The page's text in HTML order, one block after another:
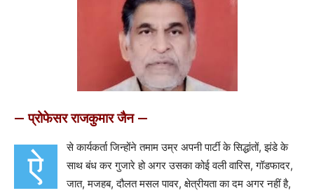
— प्रोफेसर राजकुमार जैन —
ऐ
से कार्यकर्ता जिन्होंने तमाम उम्र अपनी पार्टी के सिद्धांतों, झंडे के
साथ बंध कर गुजारे हो अगर उसका कोई वली वारिस, गॉडफादर,
जात, मजहब, दौलत मसल पावर, क्षेत्रीयता का दम अगर नहीं है,